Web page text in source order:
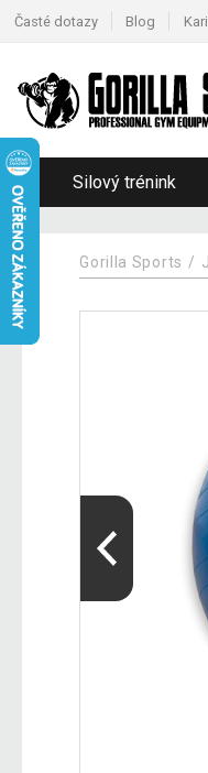
Časté dotazy Blog
Silový trénink
Gorilla Sports